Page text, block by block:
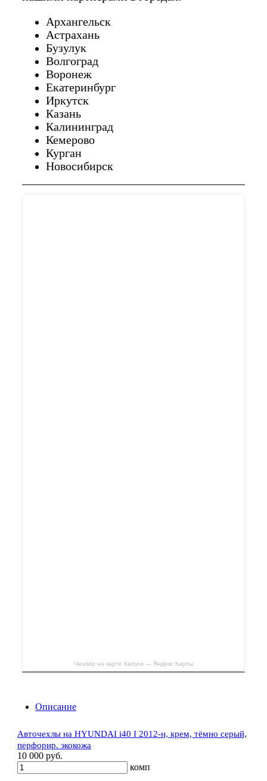
Архангельск
Астрахань
Бузулук
Волгоград
Воронеж
Екатеринбург
Иркутск
Казань
Калининград
Кемерово
Курган
Новосибирск
Чехлер на карте Калуги — Яндекс Карты
Описание
Авточехлы на HYUNDAI i40 I 2012-н, крем, тёмно серый,
перфорир. экокожа
10 000 руб.
комп